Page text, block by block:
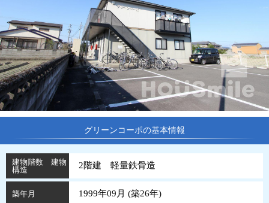
グリーンコーポの基本情報
建物階数 建物
構造
2階建 軽量鉄骨造
築年月 1999年09月 (築26年)